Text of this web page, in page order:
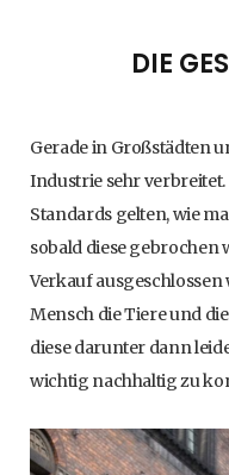
DIE
Gerade in Großstädten
Industrie sehr
Standards gelten, wie
sobald diese gebrochen
Verkauf ausgeschlossen
Mensch die Tiere und
diese darunter dann
wichtig nachhaltig zu